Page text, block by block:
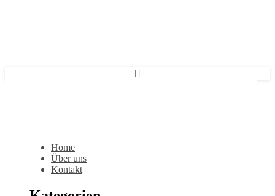
Home
Über uns
Kontakt